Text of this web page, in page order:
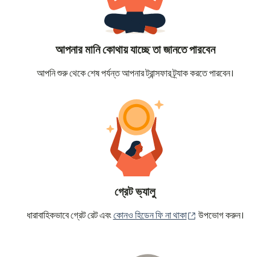
আপনার মানি কোথায় যাচ্ছে তা জানতে পারবেন
আপনি শুরু থেকে শেষ পর্যন্ত আপনার ট্রান্সফার ট্র্যাক করতে পারবেন।
গ্রেট ভ্যালু
ধারাবাহিকভাবে গ্রেট রেট এবংকোনও হিডেন ফি না থাকা (নতুন উইন্ডোতে খুলবে)
উপভোগ করুন।